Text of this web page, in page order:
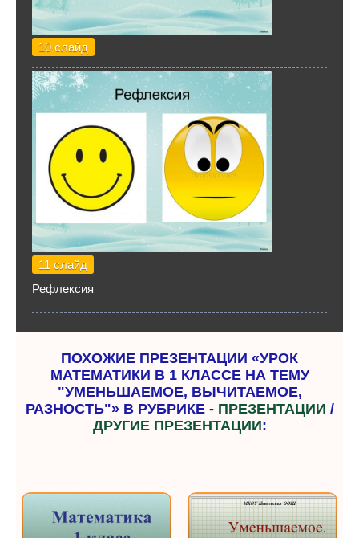
10 слайд
11 слайд
Рефлексия
ПОХОЖИЕ ПРЕЗЕНТАЦИИ «УРОК
МАТЕМАТИКИ В 1 КЛАССЕ НА ТЕМУ
"УМЕНЬШАЕМОЕ, ВЫЧИТАЕМОЕ,
РАЗНОСТЬ"» В РУБРИКЕ - ПРЕЗЕНТАЦИИ /
ДРУГИЕ ПРЕЗЕНТАЦИИ: